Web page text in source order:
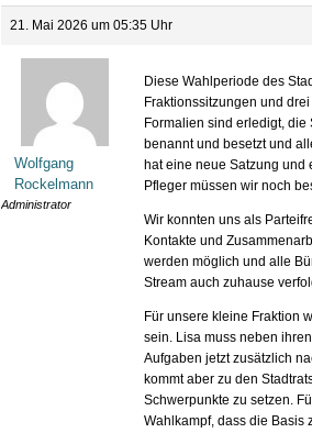
21. Mai 2026 um 05:35 Uhr
Wolfgang
Rockelmann
Administrator
Diese Wahlperiode des
Fraktionssitzungen und
Formalien sind erledigt,
benannt und besetzt und
hat eine neue Satzung
Pfleger müssen wir noch
Wir konnten uns als
Kontakte und
werden möglich und alle
Stream auch zuhause
Für unsere kleine Fraktion
sein. Lisa muss neben
Aufgaben jetzt zusätzlich
kommt aber zu den
Schwerpunkte zu setzen.
Wahlkampf, dass die Basis